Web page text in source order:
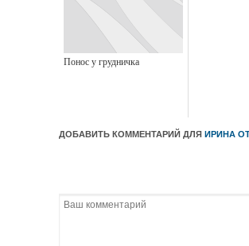
Понос у грудничка
ДОБАВИТЬ КОММЕНТАРИЙ ДЛЯ ИРИНА